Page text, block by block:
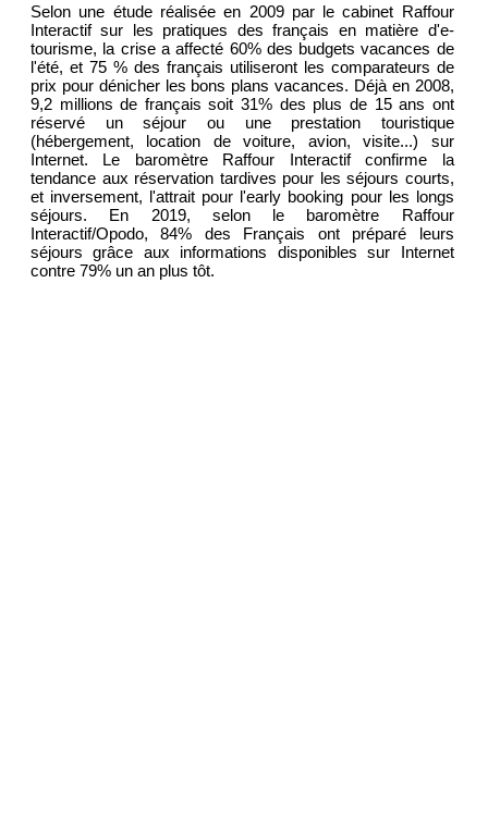
Selon une étude réalisée en 2009 par le cabinet Raffour
Interactif sur les pratiques des français en matière d'e-
tourisme, la crise a affecté 60% des budgets vacances de
l'été, et 75 % des français utiliseront les comparateurs de
prix pour dénicher les bons plans vacances. Déjà en 2008,
9,2 millions de français soit 31% des plus de 15 ans ont
réservé un séjour ou une prestation touristique
(hébergement, location de voiture, avion, visite...) sur
Internet. Le baromètre Raffour Interactif confirme la
tendance aux réservation tardives pour les séjours courts,
et inversement, l'attrait pour l'early booking pour les longs
séjours. En 2019, selon le baromètre Raffour
Interactif/Opodo, 84% des Français ont préparé leurs
séjours grâce aux informations disponibles sur Internet
contre 79% un an plus tôt.